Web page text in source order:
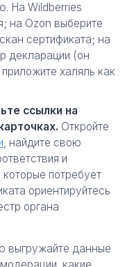
На Wildberries
на Ozon выберите
сертификата; на
декларации (он
халяль как
ссылки на
Откройте
, найдите свою
и
потребует
ориентируйтесь
органа
выгружайте данные